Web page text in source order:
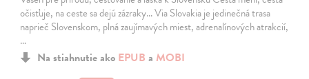
očisťuje, na ceste sa dejú zázraky... Via Slovakia je jedinečná trasa
naprieč Slovenskom, plná zaujímavých miest, adrenalínových atrakcií,
…
Na stiahnutie ako EPUB a MOBI